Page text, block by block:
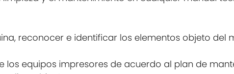
reconocer e identificar los elementos objeto del
los equipos impresores de acuerdo al plan de